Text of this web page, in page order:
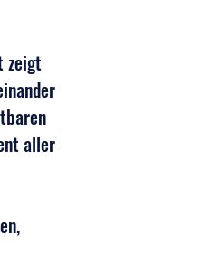
zeigt
aller